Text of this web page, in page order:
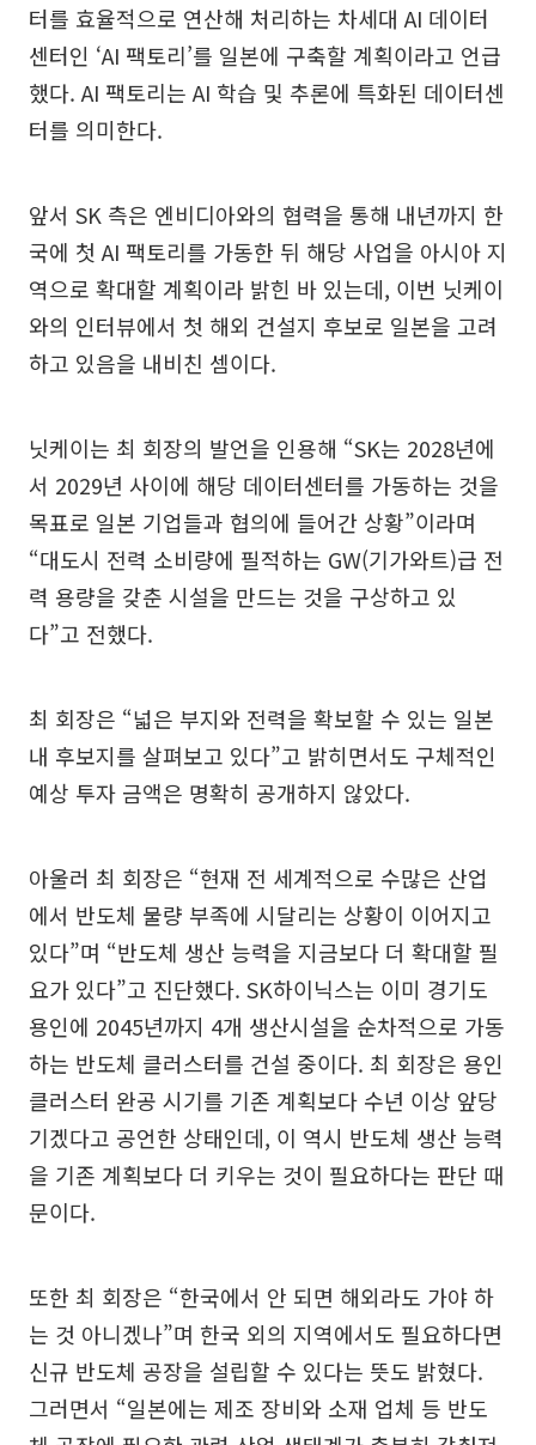
터를 효율적으로 연산해 처리하는 차세대 AI 데이터
센터인 ‘AI 팩토리’를 일본에 구축할 계획이라고 언급
했다. AI 팩토리는 AI 학습 및 추론에 특화된 데이터센
터를 의미한다.
앞서 SK 측은 엔비디아와의 협력을 통해 내년까지 한
국에 첫 AI 팩토리를 가동한 뒤 해당 사업을 아시아 지
역으로 확대할 계획이라 밝힌 바 있는데, 이번 닛케이
와의 인터뷰에서 첫 해외 건설지 후보로 일본을 고려
하고 있음을 내비친 셈이다.
닛케이는 최 회장의 발언을 인용해 “SK는 2028년에
서 2029년 사이에 해당 데이터센터를 가동하는 것을
목표로 일본 기업들과 협의에 들어간 상황”이라며
“대도시 전력 소비량에 필적하는 GW(기가와트)급 전
력 용량을 갖춘 시설을 만드는 것을 구상하고 있
다”고 전했다.
최 회장은 “넓은 부지와 전력을 확보할 수 있는 일본
내 후보지를 살펴보고 있다”고 밝히면서도 구체적인
예상 투자 금액은 명확히 공개하지 않았다.
아울러 최 회장은 “현재 전 세계적으로 수많은 산업
에서 반도체 물량 부족에 시달리는 상황이 이어지고
있다”며 “반도체 생산 능력을 지금보다 더 확대할 필
요가 있다”고 진단했다. SK하이닉스는 이미 경기도
용인에 2045년까지 4개 생산시설을 순차적으로 가동
하는 반도체 클러스터를 건설 중이다. 최 회장은 용인
클러스터 완공 시기를 기존 계획보다 수년 이상 앞당
기겠다고 공언한 상태인데, 이 역시 반도체 생산 능력
을 기존 계획보다 더 키우는 것이 필요하다는 판단 때
문이다.
또한 최 회장은 “한국에서 안 되면 해외라도 가야 하
는 것 아니겠나”며 한국 외의 지역에서도 필요하다면
신규 반도체 공장을 설립할 수 있다는 뜻도 밝혔다.
그러면서 “일본에는 제조 장비와 소재 업체 등 반도